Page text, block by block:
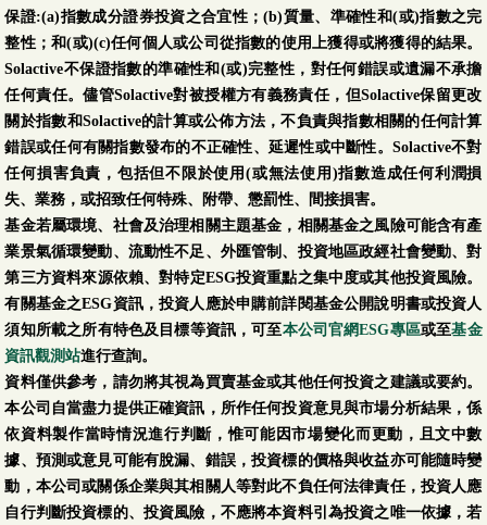
保證:(a)指數成分證券投資之合宜性；(b)質量、準確性和(或)指數之完
整性；和(或)(c)任何個人或公司從指數的使用上獲得或將獲得的結果。
Solactive不保證指數的準確性和(或)完整性，對任何錯誤或遺漏不承擔
任何責任。儘管Solactive對被授權方有義務責任，但Solactive保留更改
關於指數和Solactive的計算或公佈方法，不負責與指數相關的任何計算
錯誤或任何有關指數發布的不正確性、延遲性或中斷性。Solactive不對
任何損害負責，包括但不限於使用(或無法使用)指數造成任何利潤損
失、業務，或招致任何特殊、附帶、懲罰性、間接損害。
基金若屬環境、社會及治理相關主題基金，相關基金之風險可能含有產
業景氣循環變動、流動性不足、外匯管制、投資地區政經社會變動、對
第三方資料來源依賴、對特定ESG投資重點之集中度或其他投資風險。
有關基金之ESG資訊，投資人應於申購前詳閱基金公開說明書或投資人
須知所載之所有特色及目標等資訊，可至本公司官網ESG專區或至基金
資訊觀測站進行查詢。
資料僅供參考，請勿將其視為買賣基金或其他任何投資之建議或要約。
本公司自當盡力提供正確資訊，所作任何投資意見與市場分析結果，係
依資料製作當時情況進行判斷，惟可能因市場變化而更動，且文中數
據、預測或意見可能有脫漏、錯誤，投資標的價格與收益亦可能隨時變
動，本公司或關係企業與其相關人等對此不負任何法律責任，投資人應
自行判斷投資標的、投資風險，不應將本資料引為投資之唯一依據，若